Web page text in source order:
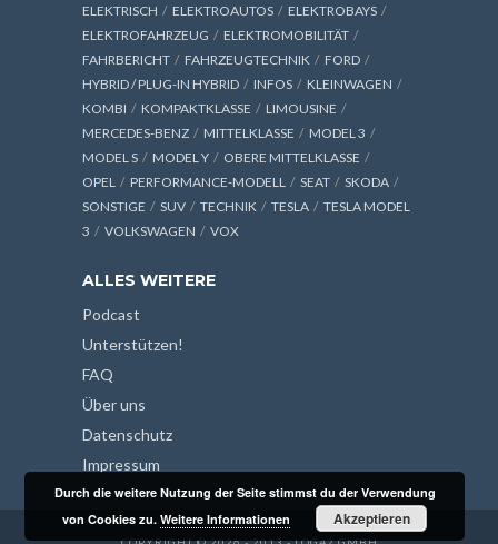
ELEKTRISCH
ELEKTROAUTOS
ELEKTROBAYS
ELEKTROFAHRZEUG
ELEKTROMOBILITÄT
FAHRBERICHT
FAHRZEUGTECHNIK
FORD
HYBRID / PLUG-IN HYBRID
INFOS
KLEINWAGEN
KOMBI
KOMPAKTKLASSE
LIMOUSINE
MERCEDES-BENZ
MITTELKLASSE
MODEL 3
MODEL S
MODEL Y
OBERE MITTELKLASSE
OPEL
PERFORMANCE-MODELL SEAT
SKODA
SONSTIGE
SUV TECHNIK TESLA
TESLA MODEL
3
VOLKSWAGEN VOX
ALLES WEITERE
Podcast
Unterstützen!
FAQ
Über uns
Datenschutz
Impressum
Durch die weitere Nutzung der Seite stimmst du der Verwendung
von Cookies zu.Weitere Informationen Akzeptieren